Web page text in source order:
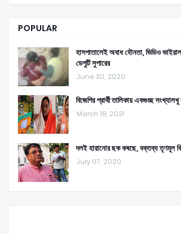
POPULAR
হাসপাতালেই অবাধ যৌনতা, ভিডিও
ডেপুটি সুপারের
June 30, 2020
বিজেপির প্রার্থী তালিকায় একগুচ্ছ
March 18, 2021
দলই হারানোর ছক কষছে, বক্তব্য তৃণমূল
July 07, 2020